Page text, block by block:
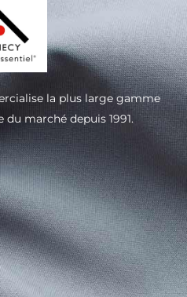
la plus large gamme
du marché depuis 1991.